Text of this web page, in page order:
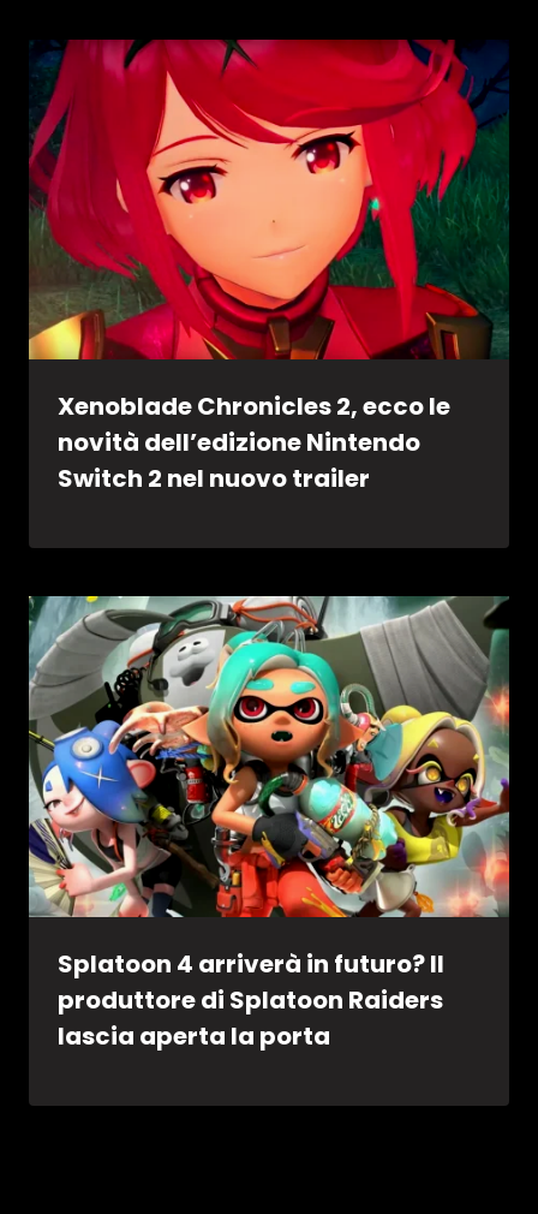
Xenoblade Chronicles 2, ecco le
novità dell’edizione Nintendo
Switch 2 nel nuovo trailer
Splatoon 4 arriverà in futuro? Il
produttore di Splatoon Raiders
lascia aperta la porta